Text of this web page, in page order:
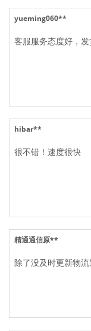
yueming060**
客服服务态度好，
hibar**
很不错！速度很快
精通通信原**
除了没及时更新物